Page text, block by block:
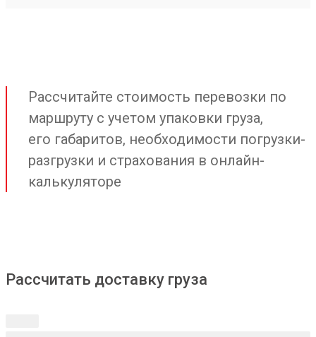
Рассчитайте стоимость перевозки по
маршруту с учетом упаковки груза,
его габаритов, необходимости погрузки-
разгрузки и страхования в онлайн-
калькуляторе
Рассчитать доставку груза